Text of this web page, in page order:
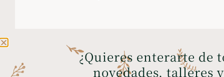
ENVÍOS GRATIS A PENÍNSULA Y
BALEARES
¿Quieres enterarte de
novedades, talleres